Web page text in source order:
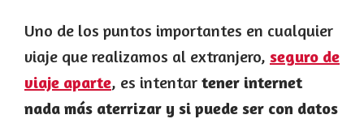
Uno de los puntos importantes en cualquier
viaje que realizamos al extranjero, seguro de
viaje aparte, es intentar tener internet
nada más aterrizar y si puede ser con datos